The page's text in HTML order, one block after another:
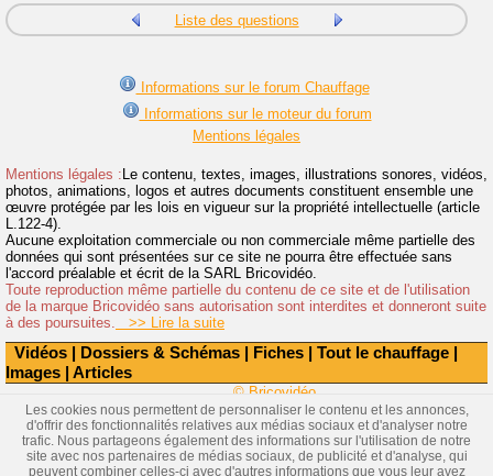
Vidéos | Dossiers & Schémas | Fiches | Tout le chauffage |
Images | Articles
Liste des questions
Informations sur le forum Chauffage
Informations sur le moteur du forum
Mentions légales
Mentions légales : Le contenu, textes, images, illustrations sonores, vidéos,
photos, animations, logos et autres documents constituent ensemble une
œuvre protégée par les lois en vigueur sur la propriété intellectuelle (article
L.122-4).
Aucune exploitation commerciale ou non commerciale même partielle des
données qui sont présentées sur ce site ne pourra être effectuée sans
l'accord préalable et écrit de la SARL Bricovidéo.
Toute reproduction même partielle du contenu de ce site et de l'utilisation
de la marque Bricovidéo sans autorisation sont interdites et donneront suite
à des poursuites. >> Lire la suite
© Bricovidéo
Les cookies nous permettent de personnaliser le contenu et les annonces,
d'offrir des fonctionnalités relatives aux médias sociaux et d'analyser notre
trafic. Nous partageons également des informations sur l'utilisation de notre
site avec nos partenaires de médias sociaux, de publicité et d'analyse, qui
peuvent combiner celles-ci avec d'autres informations que vous leur avez